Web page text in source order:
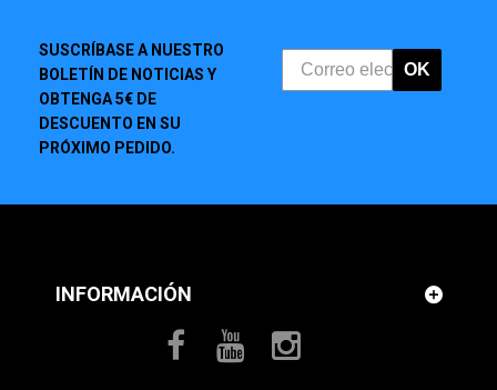
SUSCRÍBASE A NUESTRO
BOLETÍN DE NOTICIAS Y
OBTENGA 5€ DE
DESCUENTO EN SU
PRÓXIMO PEDIDO.
OK
INFORMACIÓN